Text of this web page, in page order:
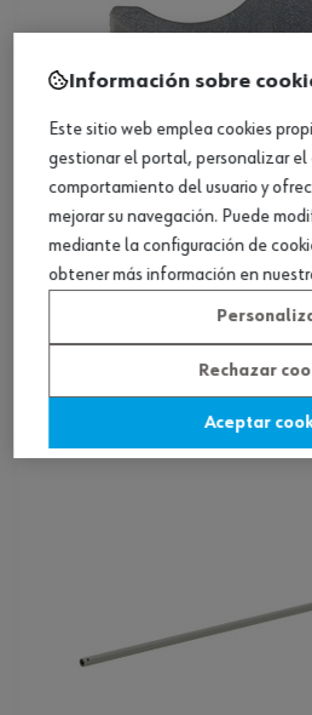
ref.:0684320006
CONECT.CLIP BARRA
Ver
Información sobre
Este sitio web emplea cookies
gestionar el portal, personalizar
comportamiento del usuario y
mejorar su navegación. Puede
mediante la configuración de
obtener más información en
Rechazar
Aceptar